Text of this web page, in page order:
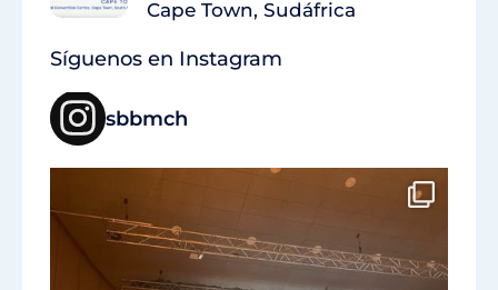
Cape Town, Sudáfrica
Síguenos en Instagram
sbbmch